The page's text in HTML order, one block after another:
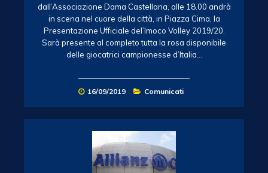
dall’Associazione Dama Castellana, alle 18.00 andrà
in scena nel cuore della città, in Piazza Cima, la
Presentazione Ufficiale del’Imoco Volley 2019/20.
Sarà presente al completo tutta la rosa disponibile
delle giocatrici campionesse d’Italia…
16/09/2019 Comunicati